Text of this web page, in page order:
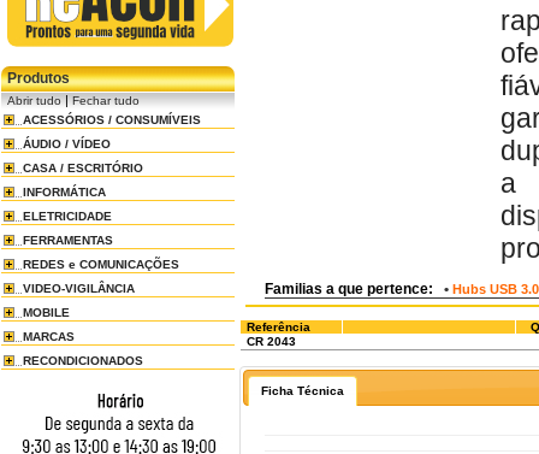
Produtos
Abrir tudo|Fechar tudo
ACESSÓRIOS / CONSUMÍVEIS
ÁUDIO / VÍDEO
CASA / ESCRITÓRIO
INFORMÁTICA
ELETRICIDADE
FERRAMENTAS
REDES e COMUNICAÇÕES
VIDEO-VIGILÂNCIA
MOBILE
MARCAS
RECONDICIONADOS
a
Familias a que pertence: • Hubs USB 3.0
Referência
CR 2043
Ficha Técnica